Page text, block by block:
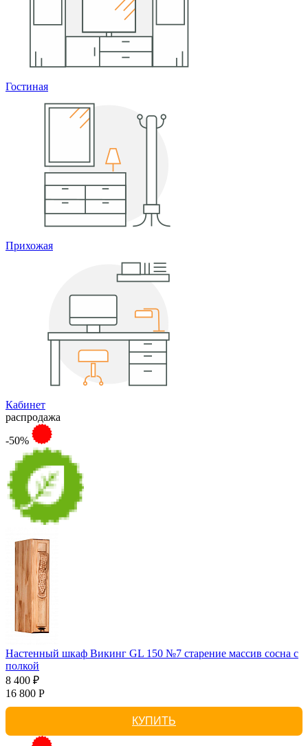
Гостиная
Прихожая
Кабинет
распродажа
-50%
Настенный шкаф Викинг GL 150 №7 старение массив сосна с
полкой
8 400 ₽
16 800 Р
КУПИТЬ